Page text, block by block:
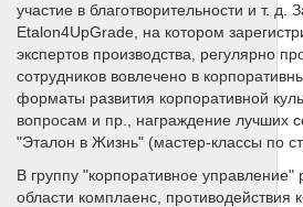
участие в благотворительности и т.
Etalon4UpGrade, на котором
экспертов производства, регулярно
сотрудников вовлечено в
форматы развития корпоративной
вопросам и пр., награждение лучших
"Эталон в Жизнь" (мастер-классы по
В группу "корпоративное
области комплаенс, противодействия